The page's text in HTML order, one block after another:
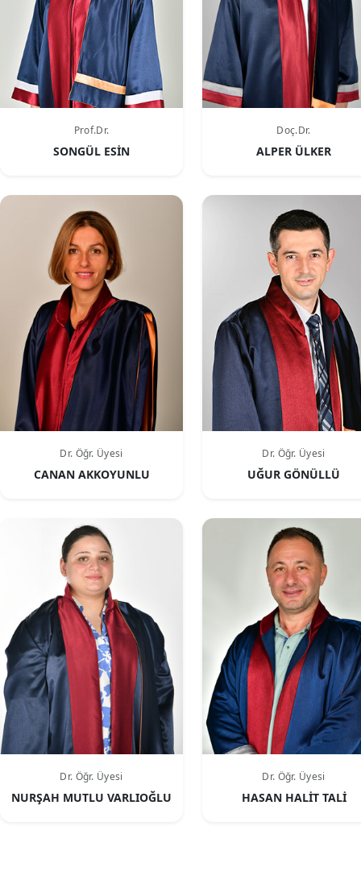
Prof.Dr.
SONGÜL ESİN
Doç.Dr.
ALPER ÜLKER
Dr. Öğr. Üyesi
CANAN AKKOYUNLU
Dr. Öğr. Üyesi
UĞUR GÖNÜLLÜ
Dr. Öğr. Üyesi
NURŞAH MUTLU VARLIOĞLU
Dr. Öğr. Üyesi
HASAN HALİT TALİ